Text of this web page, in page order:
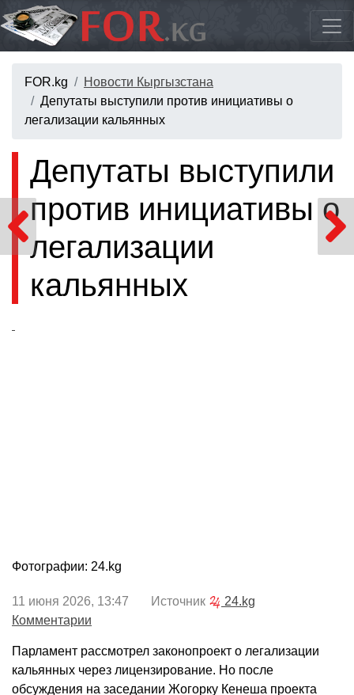
FOR.kg
Новости Кыргызстана
Депутаты выступили против инициативы о
легализации кальянных
Депутаты выступили
против инициативы о
легализации
кальянных
Фотографии: 24.kg
11 июня 2026, 13:47 Источник
24.kg
Комментарии
Парламент рассмотрел законопроект о легализации
кальянных через лицензирование. Но после
обсуждения на заседании Жогорку Кенеша проекта